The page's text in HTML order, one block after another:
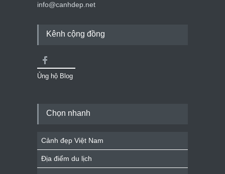
info@canhdep.net
Kênh cộng đồng
Ủng hộ Blog
Chọn nhanh
Cảnh đẹp Việt Nam
Địa điểm du lịch